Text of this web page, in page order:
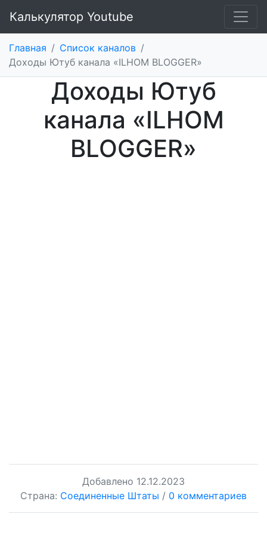
Калькулятор Youtube
Главная / Список каналов /
Доходы Ютуб канала «ILHOM BLOGGER»
Доходы Ютуб
канала «ILHOM
BLOGGER»
Добавлено 12.12.2023
Страна: Соединенные Штаты / 0 комментариев